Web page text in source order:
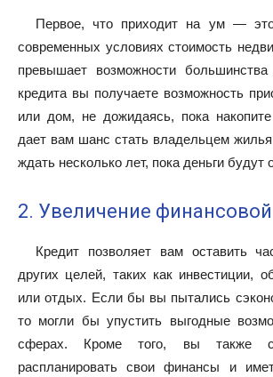
Первое, что приходит на ум —
современных условиях стоимость
превышает возможности
кредита вы получаете возможность
или дом, не дожидаясь, пока
дает вам шанс стать владельцем
ждать несколько лет, пока деньги будут
2. Увеличение
Кредит позволяет вам оставить
других целей, таких как инвестиции,
или отдых. Если бы вы пытались
то могли бы упустить выгодные
сферах. Кроме того, вы также
распланировать свои финансы и